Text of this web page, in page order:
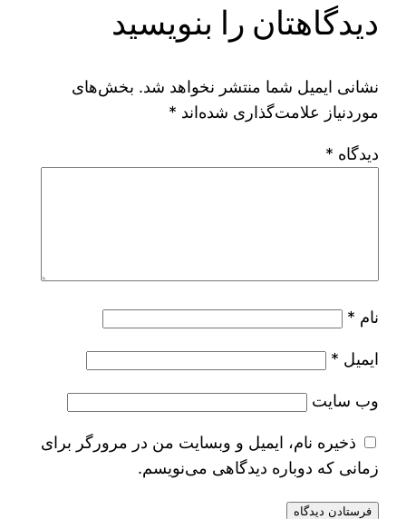
دیدگاهتان را بنویسید
نشانی ایمیل شما منتشر نخواهد شد. بخش‌های
موردنیاز علامت‌گذاری شده‌اند *
دیدگاه *
نام *
ایمیل *
وب‌ سایت
ذخیره نام، ایمیل و وبسایت من در مرورگر برای
زمانی که دوباره دیدگاهی می‌نویسم.